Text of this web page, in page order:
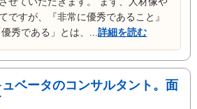
ですが、『非常に優秀であること』
秀である」とは、...詳細を読む
ュベータのコンサルタント。面